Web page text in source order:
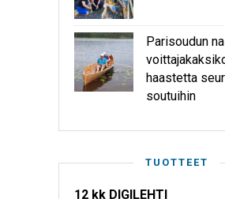
Parisoudun
haastetta
soutuihin
TUOTTEET
12 kk DIGILEHTI